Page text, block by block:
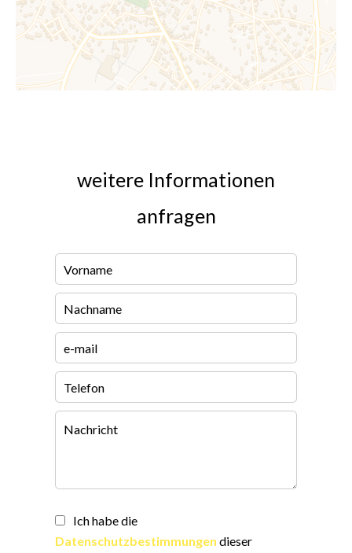
weitere Informationen
anfragen
Ich habe die
Datenschutzbestimmungen dieser